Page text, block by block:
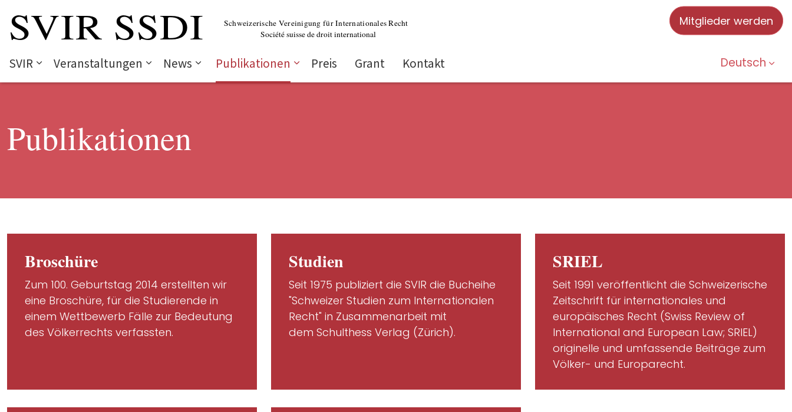
SVIR Veranstaltungen News Publikationen Preis Grant Kontakt Deutsch
Mitglieder werden
Publikationen
Broschüre
Zum 100. Geburtstag 2014 erstellten wir
eine Broschüre, für die Studierende in
einem Wettbewerb Fälle zur Bedeutung
des Völkerrechts verfassten.
Studien
Seit 1975 publiziert die SVIR die Bucheihe
"Schweizer Studien zum Internationalen
Recht" in Zusammenarbeit mit
dem Schulthess Verlag (Zürich).
SRIEL
Seit 1991 veröffentlicht die Schweizerische
Zeitschrift für internationales und
europäisches Recht (Swiss Review of
International and European Law; SRIEL)
originelle und umfassende Beiträge zum
Völker- und Europarecht.